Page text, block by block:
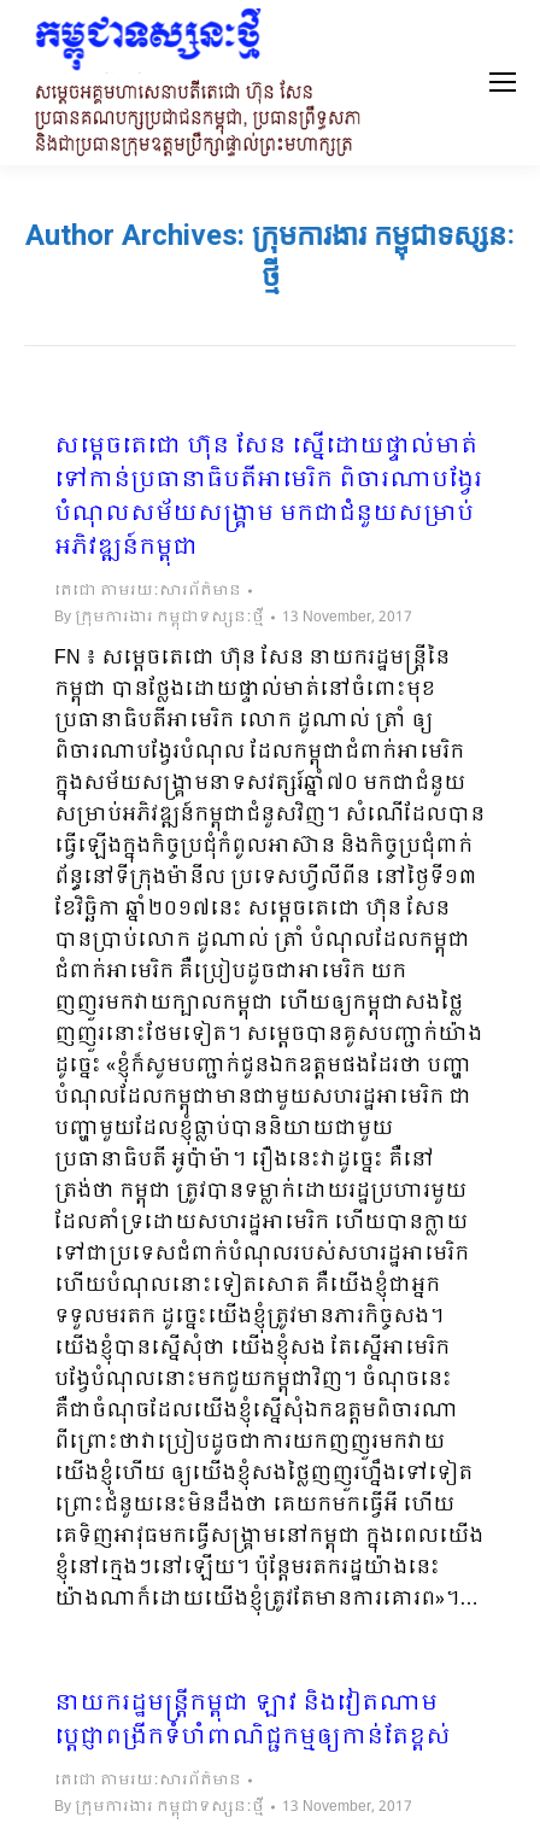
Author Archives: ក្រុមការងារ កម្ពុជាទស្សនៈ
ថ្មី
សម្តេចតេជោ ហ៊ុន សែន ស្នើដោយផ្ទាល់មាត់
ទៅកាន់ប្រធានាធិបតីអាមេរិក ពិចារណាបង្វែរ
បំណុលសម័យសង្រ្គាម មកជាជំនួយសម្រាប់
អភិវឌ្ឍន៍កម្ពុជា
តេជោ តាមរយៈសារព័ត៌មាន
By ក្រុមការងារ កម្ពុជាទស្សនៈថ្មី 13 November, 2017
FN ៖ សម្តេចតេជោ ហ៊ុន សែន នាយករដ្ឋមន្រ្តីនៃ
កម្ពុជា បានថ្លែងដោយផ្ទាល់មាត់នៅចំពោះមុខ
ប្រធានាធិបតីអាមេរិក លោក ដូណាល់ ត្រាំ ឲ្យ
ពិចារណាបង្វែរបំណុល ដែលកម្ពុជាជំពាក់អាមេរិក
ក្នុងសម័យសង្រ្គាមនាទសវត្សរ៍ឆ្នាំ៧០ មកជាជំនួយ
សម្រាប់អភិវឌ្ឍន៍កម្ពុជាជំនួសវិញ។ សំណើដែលបាន
ធ្វើឡើងក្នុងកិច្ចប្រជុំកំពូលអាស៊ាន និងកិច្ចប្រជុំពាក់
ព័ន្ធនៅទីក្រុងម៉ានីល ប្រទេសហ្វីលីពីន នៅថ្ងៃទី១៣
ខែវិច្ឆិកា ឆ្នាំ២០១៧នេះ សម្តេចតេជោ ហ៊ុន សែន
បានប្រាប់លោក ដូណាល់ ត្រាំ បំណុលដែលកម្ពុជា
ជំពាក់អាមេរិក គឺប្រៀបដូចជាអាមេរិក យក
ញញួរមកវាយក្បាលកម្ពុជា ហើយឲ្យកម្ពុជាសងថ្លៃ
ញញួរនោះថែមទៀត។ សម្តេចបានគូសបញ្ជាក់យ៉ាង
ដូច្នេះ «ខ្ញុំក៏សូមបញ្ជាក់ជូនឯកឧត្តមផងដែរថា បញ្ហា
បំណុលដែលកម្ពុជាមានជាមួយសហរដ្ឋអាមេរិក ជា
បញ្ហាមួយដែលខ្ញុំធ្លាប់បាននិយាយជាមួយ
ប្រធានាធិបតី អូប៉ាម៉ា។ រឿងនេះវាដូច្នេះ គឺ​នៅ
ត្រង់ថា កម្ពុជា ត្រូវបានទម្លាក់ដោយរដ្ឋប្រហារមួយ
ដែលគាំទ្រដោយសហរដ្ឋអាមេរិក ហើយបានក្លាយ
ទៅជាប្រទេសជំពាក់បំណុលរបស់សហរដ្ឋអាមេរិក
ហើយបំណុលនោះទៀតសោត គឺយើងខ្ញុំជាអ្នក
ទទួលមរតក ដូច្នេះយើងខ្ញុំត្រូវមានភារកិច្ចសង។
យើងខ្ញុំបានស្នើសុំថា យើងខ្ញុំសង តែស្នើអាមេរិក
បង្វែបំណុលនោះមកជួយកម្ពុជាវិញ។ ចំណុចនេះ
គឺជាចំណុចដែលយើងខ្ញុំស្នើសុំឯកឧត្តមពិចារណា
ពីព្រោះថាវាប្រៀបដូចជាការយកញញួរមកវាយ
យើងខ្ញុំហើយ ឲ្យយើងខ្ញុំសងថ្លៃញញួរហ្នឹងទៅទៀត
ព្រោះជំនួយនេះមិនដឹងថា គេយកមកធ្វើអី ហើយ
គេទិញអាវុធមកធ្វើសង្រ្គាមនៅកម្ពុជា ក្នុងពេលយើង
ខ្ញុំនៅក្មេងៗនៅឡើយ។ ប៉ុន្តែមរតករដ្ឋយ៉ាងនេះ
យ៉ាងណាក៏ដោយយើងខ្ញុំត្រូវតែមានការគោរព»។…
នាយករដ្ឋមន្រ្តីកម្ពុជា ឡាវ និងវៀតណាម
ប្តេជ្ញាពង្រីកទំហំពាណិជ្ជកម្មឲ្យកាន់តែខ្ពស់
តេជោ តាមរយៈសារព័ត៌មាន
By ក្រុមការងារ កម្ពុជាទស្សនៈថ្មី 13 November, 2017